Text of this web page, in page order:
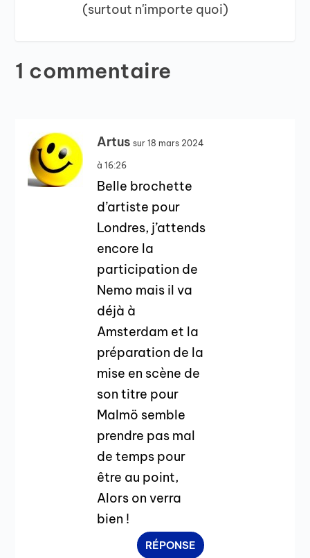
(surtout n'importe quoi)
1 commentaire
Artus sur 18 mars 2024
à 16:26
Belle brochette
d’artiste pour
Londres, j’attends
encore la
participation de
Nemo mais il va
déjà à
Amsterdam et la
préparation de la
mise en scène de
son titre pour
Malmö semble
prendre pas mal
de temps pour
être au point,
Alors on verra
bien !
RÉPONSE